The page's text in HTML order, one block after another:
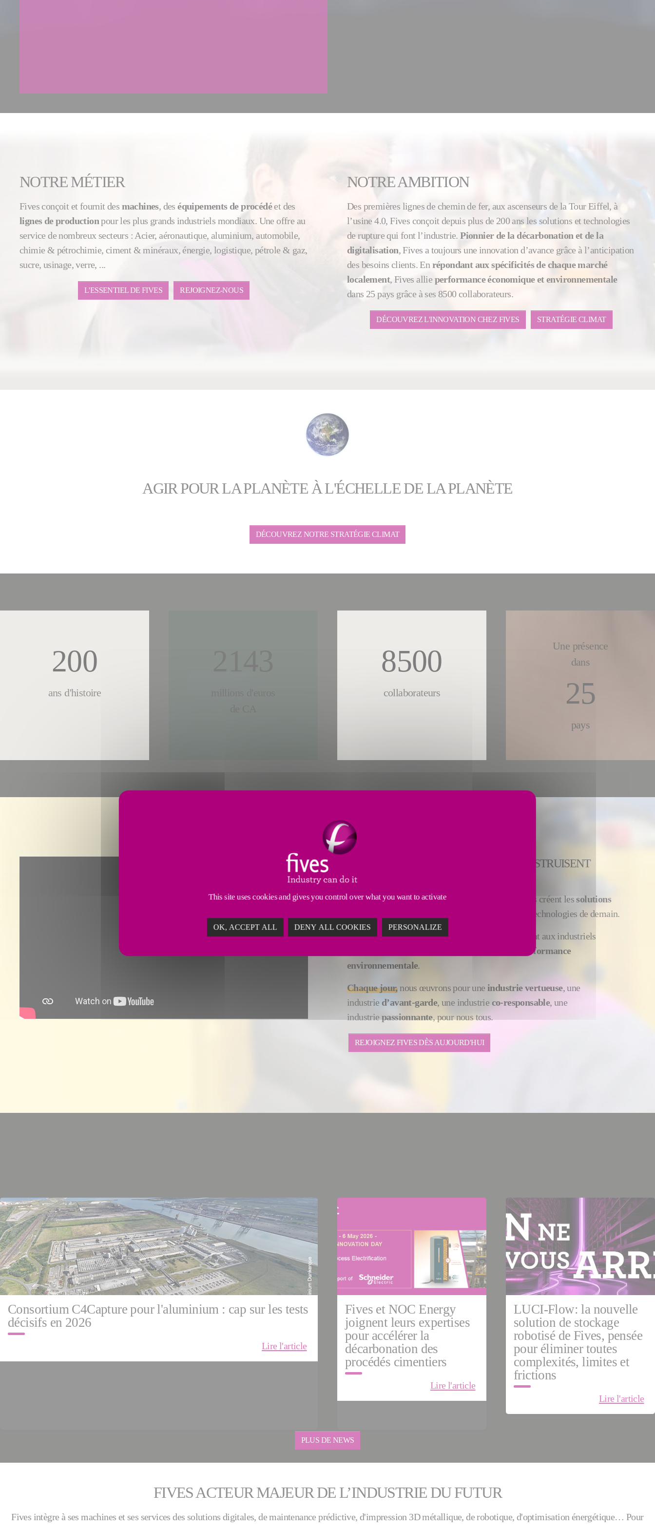
NOTRE MÉTIER
Fives conçoit et fournit des machines, deséquipements de procédéet des
lignes de productionpour les plus grands industriels mondiaux. Une offre au
service de nombreux secteurs : Acier, aéronautique, aluminium, automobile,
chimie & pétrochimie, ciment & minéraux, énergie, logistique, pétrole & gaz,
sucre, usinage, verre, ...
L'ESSENTIEL DE FIVES REJOIGNEZ-NOUS
NOTRE AMBITION
Des premières lignes de chemin de fer, aux ascenseurs de la Tour Eiffel, à
l’usine 4.0, Fives conçoit depuis plus de 200 ans les solutions et technologies
de rupture qui font l’industrie.Pionnier de la décarbonation et de la
digitalisation, Fives a toujours une innovation d’avance grâce à l’anticipation
des besoins clients. En répondant aux spécificités de chaque marché
localement, Fives allie performance économique et environnementale
dans 25 pays grâce à ses 8500 collaborateurs.
DÉCOUVREZ L'INNOVATION CHEZ FIVES STRATÉGIE CLIMAT
AGIR POUR LA PLANÈTE À L'ÉCHELLE DE LA PLANÈTE
DÉCOUVREZ NOTRE STRATÉGIE CLIMAT
200
ans d'histoire
8500
collaborateurs
Une présence
dans
25
pays
LES COLLABORATEURS DE FIVES CONSTRUISENT
L’INDUSTRIE DU FUTUR
Chaque jour,dans 25 pays nos 8500 collaborateurs créent lessolutions
dont le monde a besoin en inventant les technologies de demain.
Chaque jour,les collaborateurs de Fives permettent aux industriels
performance
environnementale.
Chaque jour,nous œuvrons pour uneindustrie vertueuse, une
industrie d’avant-garde, une industrie co-responsable, une
industriepassionnante, pour nous tous.
REJOIGNEZ FIVES DÈS AUJOURD'HUI
Consortium C4Capture pour l'aluminium : cap sur les tests
décisifs en 2026
Lire l'article
06 mai 2026
France Cement & Minerals
Fives et NOC Energy
joignent leurs expertises
pour accélérer la
décarbonation des
procédés cimentiers
Lire l'article
LUCI-Flow: la nouvelle
solution de stockage
robotisé de Fives, pensée
pour éliminer toutes
complexités, limites et
frictions
Lire l'article
PLUS DE NEWS
FIVES ACTEUR MAJEUR DE L’INDUSTRIE DU FUTUR
Fives intègre à ses machines et ses services des solutions digitales, de maintenance prédictive, d'impression 3D métallique, de robotique, d'optimisation énergétique… Pour
This site uses cookies and gives you control over what you want to activate
OK, ACCEPT ALL DENY ALL COOKIES PERSONALIZE